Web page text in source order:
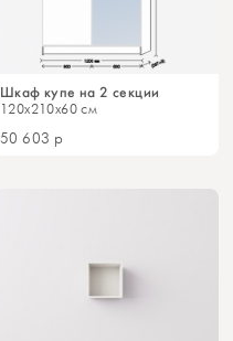
Шкаф купе на 2 секции
120x210x60 см
50 603 р